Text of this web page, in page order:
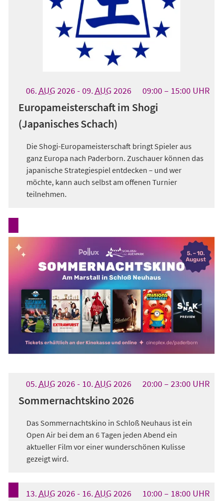
06.AUG 2026- 09.AUG 2026 09:00 15:00UHR
Europameisterschaft im Shogi
(Japanisches Schach)
Die Shogi-Europameisterschaft bringt Spieler aus
ganz Europa nach Paderborn. Zuschauer können das
japanische Strategiespiel entdecken – und wer
möchte, kann auch selbst am offenen Turnier
teilnehmen.
05.AUG 2026- 10.AUG 2026 20:00 23:00UHR
Sommernachtskino 2026
Das Sommernachtskino in Schloß Neuhaus ist ein
Open Air bei dem an 6 Tagen jeden Abend ein
aktueller Film vor einer wunderschönen Kulisse
gezeigt wird.
13.AUG 2026- 16.AUG 2026 10:00 18:00UHR